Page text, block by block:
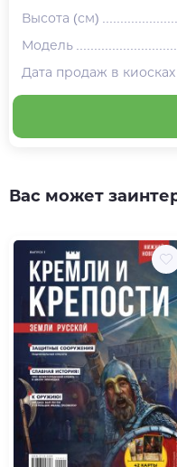
Высота (см)
Модель
Дата продаж в киосках
Вас может